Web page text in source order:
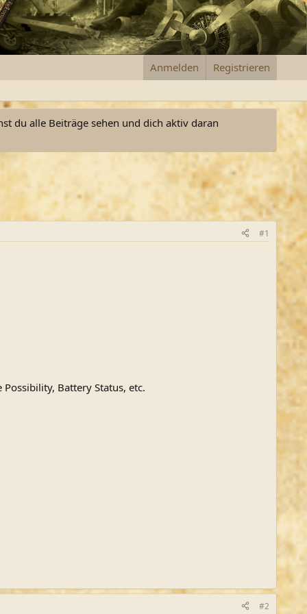
Anmelden Registrieren
du alle Beiträge sehen und dich aktiv daran
#1
Battery Status, etc.
#2